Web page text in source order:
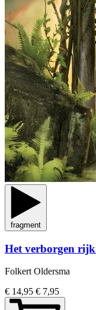
fragment
Het verborgen
Folkert Oldersma
€ 14,95 € 7,95